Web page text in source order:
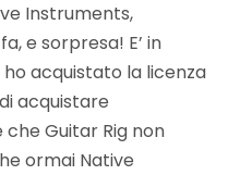
Instruments,
e sorpresa! E’ in
acquistato la licenza
acquistare
Guitar Rig non
ormai Native